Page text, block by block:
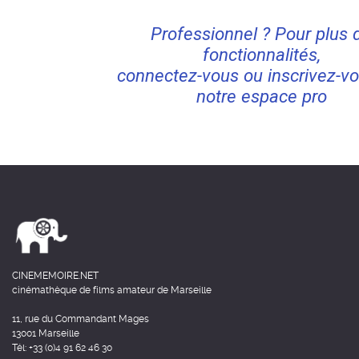
Professionnel ? Pour plus
fonctionnalités,
connectez-vous ou inscrivez-
notre espace pro
CINEMEMOIRE.NET
cinémathèque de films amateur de Marseille
11, rue du Commandant Mages
13001 Marseille
Tél: +33 (0)4 91 62 46 30